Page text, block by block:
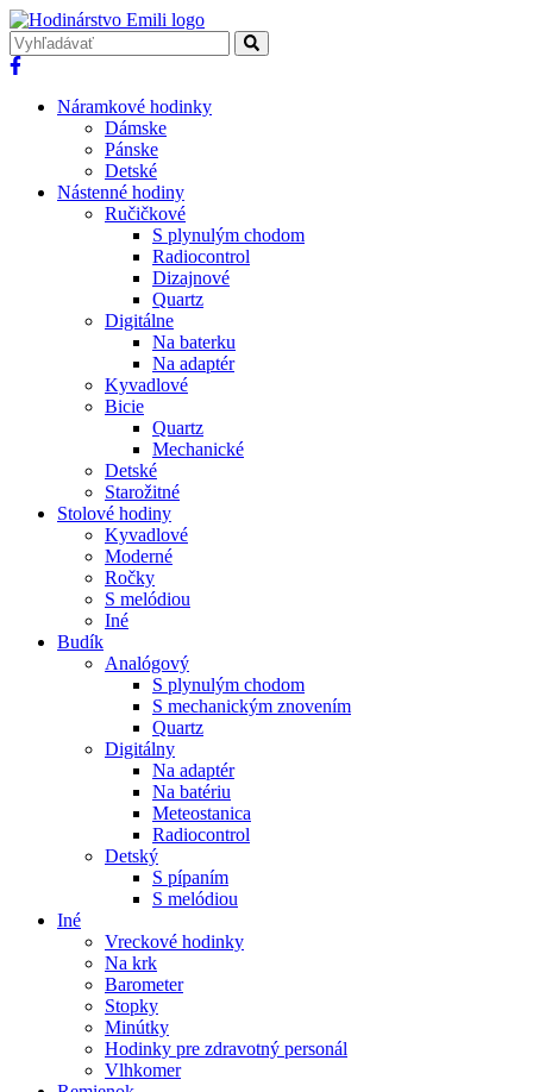
Náramkové hodinky
Dámske
Pánske
Detské
Nástenné hodiny
Ručičkové
S plynulým chodom
Radiocontrol
Dizajnové
Quartz
Digitálne
Na baterku
Na adaptér
Kyvadlové
Bicie
Quartz
Mechanické
Detské
Starožitné
Stolové hodiny
Kyvadlové
Moderné
Ročky
S melódiou
Iné
Budík
Analógový
S plynulým chodom
S mechanickým znovením
Quartz
Digitálny
Na adaptér
Na batériu
Meteostanica
Radiocontrol
Detský
S pípaním
S melódiou
Iné
Vreckové hodinky
Na krk
Barometer
Stopky
Minútky
Hodinky pre zdravotný personál
Vlhkomer